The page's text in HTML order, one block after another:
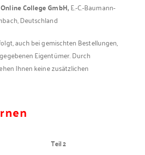
College GmbH,E.-C.-Baumann-
Deutschland
auch bei gemischten Bestellungen,
Eigentümer. Durch
Ihnen keine zusätzlichen
Teil 2